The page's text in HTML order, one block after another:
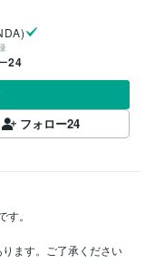
24
フォロー24
。
ます。ご了承ください